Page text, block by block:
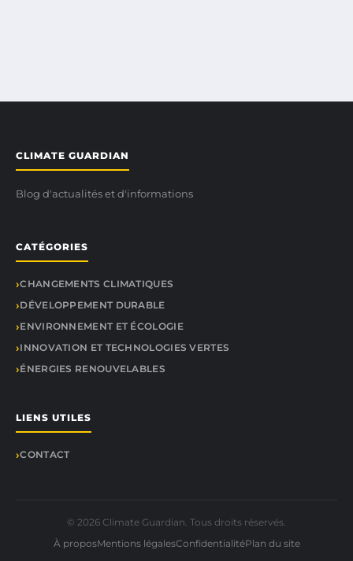
CLIMATE GUARDIAN
Blog d'actualités et d'informations
CATÉGORIES
CHANGEMENTS CLIMATIQUES
DÉVELOPPEMENT DURABLE
ENVIRONNEMENT ET ÉCOLOGIE
INNOVATION ET TECHNOLOGIES VERTES
ÉNERGIES RENOUVELABLES
LIENS UTILES
CONTACT
© 2026 Climate Guardian. Tous droits réservés.
À proposMentions légalesConfidentialitéPlan du site